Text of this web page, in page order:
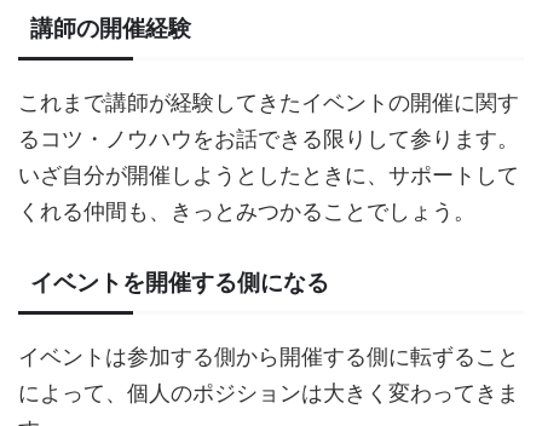
講師の開催経験
これまで講師が経験してきたイベントの開催に関す
るコツ・ノウハウをお話できる限りして参ります。
いざ自分が開催しようとしたときに、サポートして
くれる仲間も、きっとみつかることでしょう。
イベントを開催する側になる
イベントは参加する側から開催する側に転ずること
によって、個人のポジションは大きく変わってきま